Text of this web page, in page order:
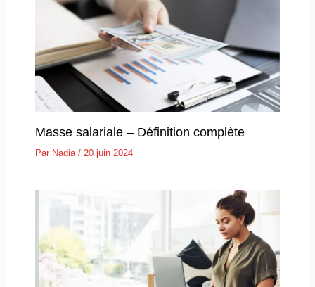
Masse salariale – Définition complète
Par Nadia / 20 juin 2024